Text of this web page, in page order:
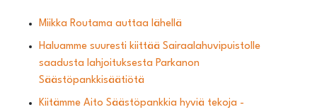
Miikka Routama auttaa lähellä
Haluamme suuresti kiittää Sairaalahuvipuistolle
saadusta lahjoituksesta Parkanon
Säästöpankkisäätiötä
Kiitämme Aito Säästöpankkia hyviä tekoja -